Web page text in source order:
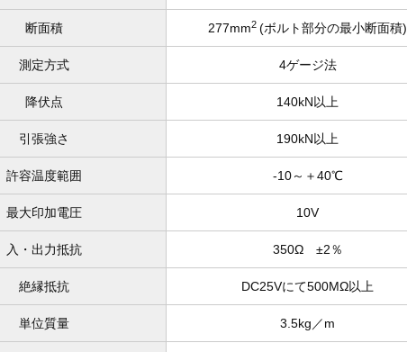
断面積 277mm2 (ボルト部分の最小断面積)
測定方式 4ゲージ法
降伏点 140kN以上
引張強さ 190kN以上
許容温度範囲 -10～＋40℃
最大印加電圧 10V
入・出力抵抗 350Ω ±2％
絶縁抵抗 DC25Vにて500MΩ以上
単位質量 3.5kg／m